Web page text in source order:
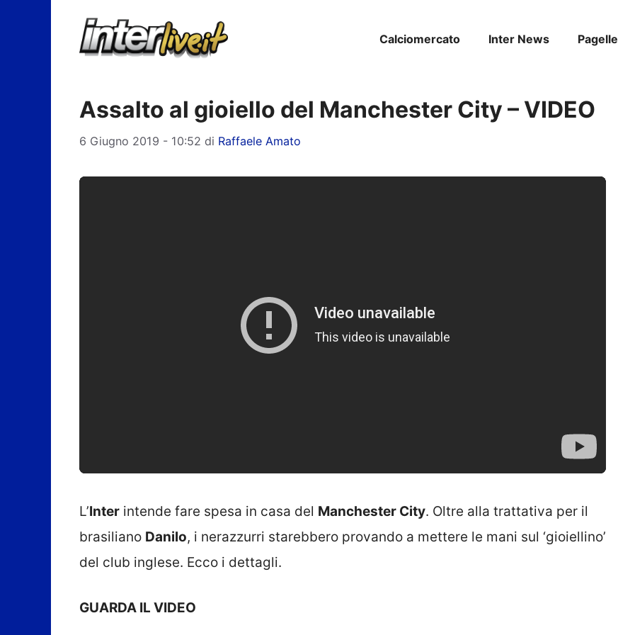
Calciomercato Inter News Pagelle
Assalto al gioiello del Manchester City – VIDEO
6 Giugno 2019 - 10:52 di Raffaele Amato
L’Inter intende fare spesa in casa del Manchester City. Oltre alla trattativa per il
brasiliano Danilo, i nerazzurri starebbero provando a mettere le mani sul ‘gioiellino’
del club inglese. Ecco i dettagli.
GUARDA IL VIDEO